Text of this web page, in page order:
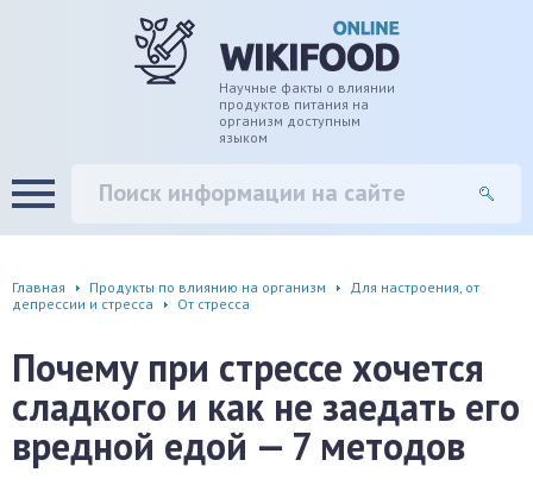
Научные факты о влиянии
продуктов питания на
организм доступным
языком
Главная Продукты по влиянию на организм
Для настроения, от
депрессии и стресса
От стресса
Почему при стрессе хочется
сладкого и как не заедать его
вредной едой — 7 методов
ЖКТ
сужение сосудов
от депрессии и